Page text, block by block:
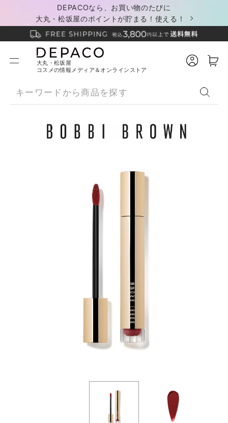
DEPACOなら、お買い物のたびに
大丸・松坂屋のポイントが貯まる！使える！
大丸・松坂屋
コスメの情報メディア＆オンラインストア